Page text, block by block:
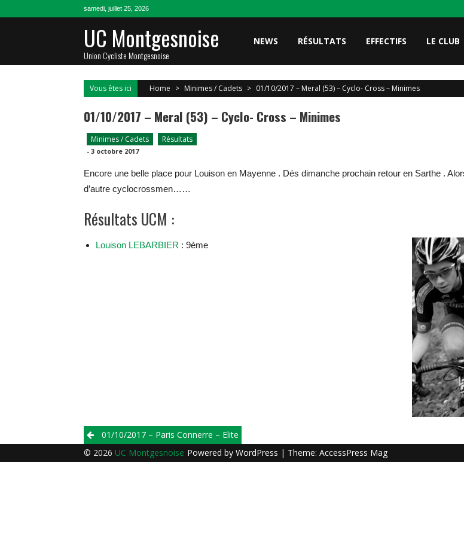
samedi, juillet 25, 2026
UC Montgesnoise
Union Cycliste Montgesnoise
NEWS RÉSULTATS EFFECTIFS LE CLUB
Vous êtes ici Home > Minimes / Cadets > 01/10/2017 – Meral (53) – Cyclo- Cross – Minimes
01/10/2017 – Meral (53) – Cyclo- Cross – Minimes
Minimes / Cadets Résultats
- 3 octobre 2017
Encore une belle place pour Louison en Mayenne . Dés dimanche prochain retour en Sarthe .
d’autre cyclocrossmen……
Résultats UCM :
Louison LEBARBIER : 9ème
Post
navigation
01/10/2017 – Paris Connerre – Elite
© 2026 UC Montgesnoise Powered by WordPress | Theme: AccessPress Mag